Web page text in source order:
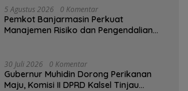
5 Agustus 2026 0 Komentar
Pemkot Banjarmasin Perkuat
Manajemen Risiko dan Pengendalian
30 Juli 2026 0 Komentar
Gubernur Muhidin Dorong Perikanan
Maju, Komisi II DPRD Kalsel Tinjau